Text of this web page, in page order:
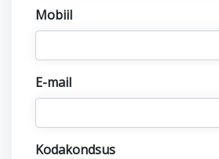
Mobiil
E-mail
Kodakondsus